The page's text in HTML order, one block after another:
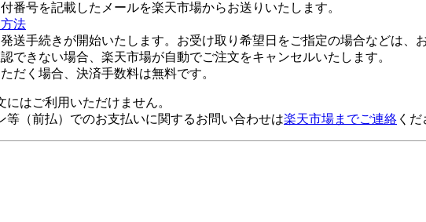
番号を記載したメールを楽天市場からお送りいたします。
法
送手続きが開始いたします。お受け取り希望日をご指定の場合などは、
できない場合、楽天市場が自動でご注文をキャンセルいたします。
だく場合、決済手数料は無料です。
はご利用いただけません。
（前払）でのお支払いに関するお問い合わせは楽天市場までご連絡 くだ